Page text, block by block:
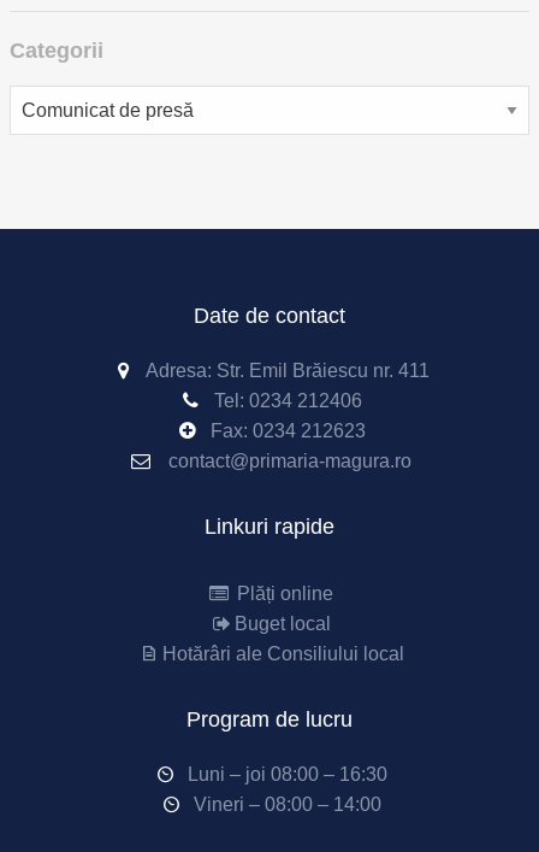
Categorii
Categorii
Date de contact
Adresa: Str. Emil Brăiescu nr. 411
Tel: 0234 212406
Fax: 0234 212623
contact@primaria-magura.ro
Linkuri rapide
Plăți online
Buget local
Hotărâri ale Consiliului local
Program de lucru
Luni – joi 08:00 – 16:30
Vineri – 08:00 – 14:00